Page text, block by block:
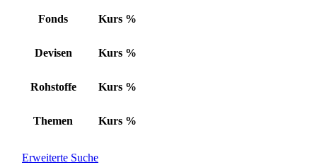
Fonds Kurs %
Devisen Kurs %
Rohstoffe Kurs %
Themen Kurs %
Erweiterte Suche